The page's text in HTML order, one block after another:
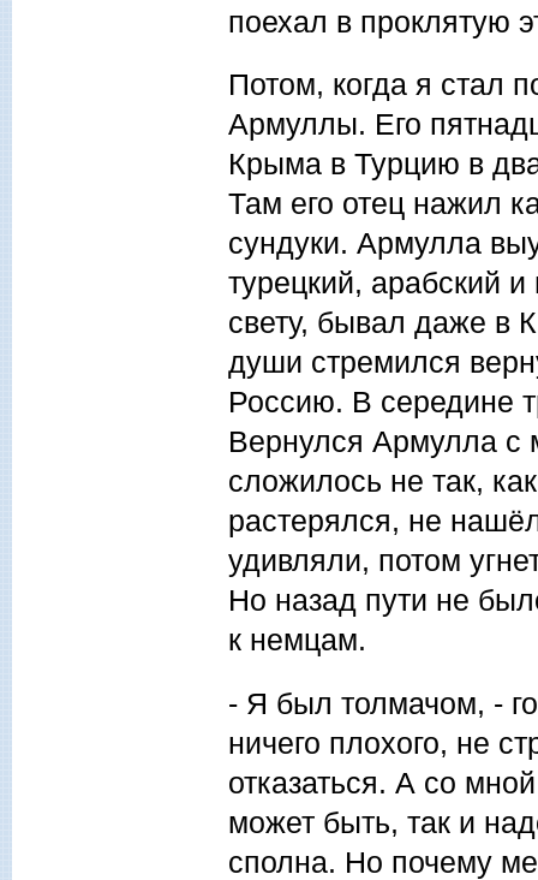
поехал в проклятую
Потом, когда я стал
Армуллы. Его
Крыма в Турцию в
Там его отец нажил
сундуки. Армулла
турецкий, арабский
свету, бывал даже в
души стремился
Россию. В середине
Вернулся Армулла с
сложилось не так,
растерялся, не
удивляли, потом
Но назад пути не
к немцам.
- Я был толмачом, -
ничего плохого, не
отказаться. А со
может быть, так и
сполна. Но почему